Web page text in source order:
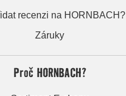
recenzi na HORNBACH?
Záruky
Proč HORNBACH?